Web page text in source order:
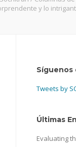
y lo
Tweets by
Últimas
Evaluating